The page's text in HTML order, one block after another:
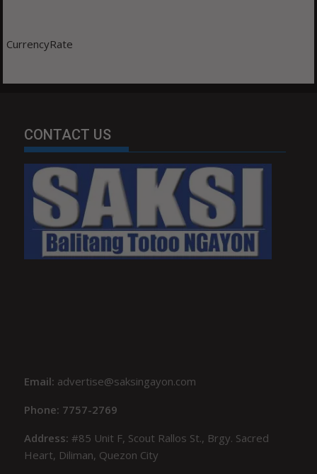
CurrencyRate
CONTACT US
Email: advertise@saksingayon.com
Phone: 7757-2769
Address:#85 Unit F, Scout Rallos St., Brgy. Sacred
Heart, Diliman, Quezon City